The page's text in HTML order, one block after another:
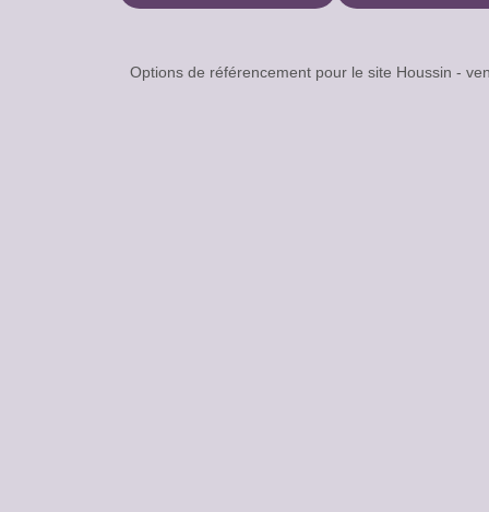
Options de référencement pour le site Houssin -